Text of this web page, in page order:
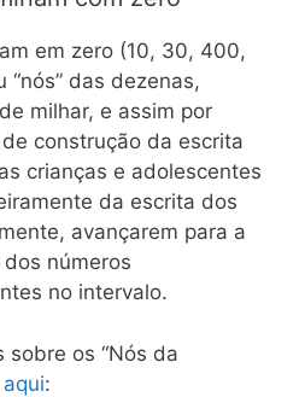
em zero (10, 30, 400,
das dezenas,
milhar, e assim por
construção da escrita
crianças e adolescentes
da escrita dos
avançarem para a
números
no intervalo.
sobre os “Nós da
: